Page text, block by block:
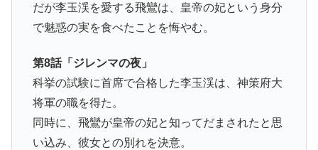
だが李玉渓を愛する飛鸞は、皇帝の妃という身分
で魅惑の実を食べたことを悔やむ。
第8話「ジレンマの夜」
科挙の試験に首席で合格した李玉渓は、神策府大
将軍の職を得た。
同時に、飛鸞が皇帝の妃と知ってだまされたと思
い込み、彼女との別れを決意。